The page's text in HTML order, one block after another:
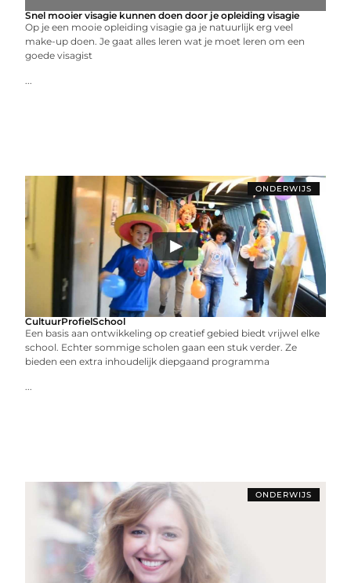
Snel mooier visagie kunnen doen door je opleiding visagie
Op je een mooie opleiding visagie ga je natuurlijk erg veel
make-up doen. Je gaat alles leren wat je moet leren om een
goede visagist
...
ONDERWIJS
CultuurProfielSchool
Een basis aan ontwikkeling op creatief gebied biedt vrijwel elke
school. Echter sommige scholen gaan een stuk verder. Ze
bieden een extra inhoudelijk diepgaand programma
...
ONDERWIJS